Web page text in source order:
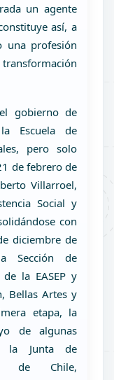
un agente
así, a
una profesión
gobierno de
Escuela de
pero solo
de febrero de
Villarroel,
Social y
con
diciembre de
Sección de
la EASEP y
Bellas Artes y
etapa, la
de algunas
la Junta de
de Chile,